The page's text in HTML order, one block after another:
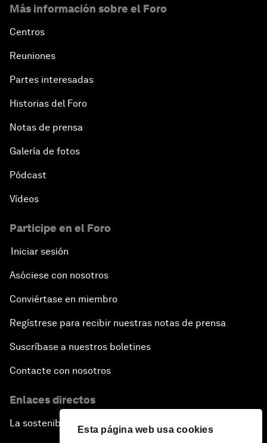
Esta página web usa cookies
Más información sobre el Foro
Centros
Reuniones
Partes interesadas
Historias del Foro
Notas de prensa
Galería de fotos
Pódcast
Vídeos
Participe en el Foro
Iniciar sesión
Asóciese con nosotros
Conviértase en miembro
Regístrese para recibir nuestras notas de prensa
Suscríbase a nuestros boletines
Contacte con nosotros
Enlaces directos
La sostenibilidad en el Foro